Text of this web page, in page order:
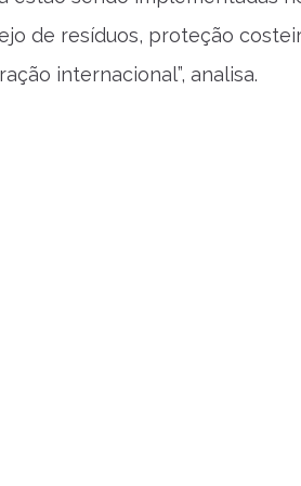
de resíduos, proteção
internacional”, analisa.